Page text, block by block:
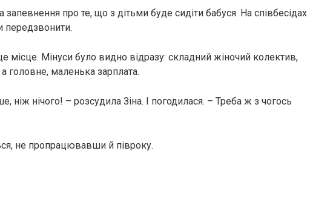
запевнення про те, що з дітьми буде сидіти бабуся. На співбесідах
передзвонити.
місце. Мінуси було видно відразу: складний жіночий колектив,
головне, маленька зарплата.
ніж нічого! – розсудила Зіна. І погодилася. – Треба ж з чогось
не пропрацювавши й півроку.